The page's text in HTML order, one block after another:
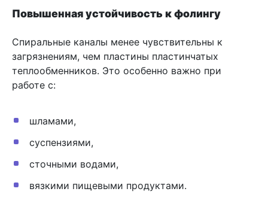
Повышенная устойчивость к фолингу
Спиральные каналы менее чувствительны к
загрязнениям, чем пластины пластинчатых
теплообменников. Это особенно важно при
работе с:
шламами,
суспензиями,
сточными водами,
вязкими пищевыми продуктами.